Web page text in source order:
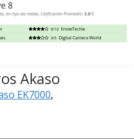
Akaso
EK7000,